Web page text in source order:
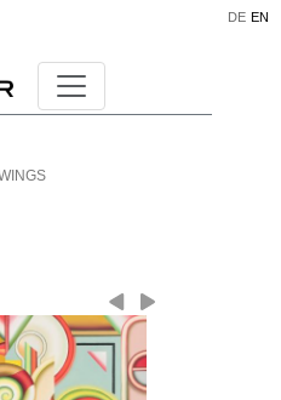
DE EN